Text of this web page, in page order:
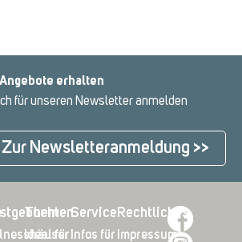
erhalten
für unseren Newsletter anmelden
Zur Newsletteranmeldung >>
Themen
Ideal für
Service
Infos für
Rechtliches
Impressum